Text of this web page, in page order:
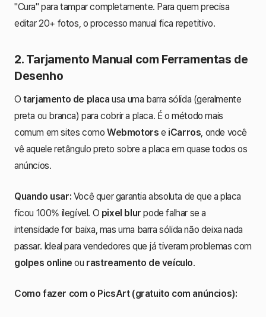
"Cura" para tampar completamente. Para quem precisa
editar 20+ fotos, o processo manual fica repetitivo.
2. Tarjamento Manual com Ferramentas de
Desenho
Otarjamento de placa usa uma barra sólida (geralmente
preta ou branca) para cobrir a placa. É o método mais
comum em sites como Webmotors e iCarros, onde você
vê aquele retângulo preto sobre a placa em quase todos os
anúncios.
Quando usar: Você quer garantia absoluta de que a placa
ficou 100% ilegível. O pixel blur pode falhar se a
intensidade for baixa, mas uma barra sólida não deixa nada
passar. Ideal para vendedores que já tiveram problemas com
golpes online ou rastreamento de veículo.
Como fazer com o PicsArt (gratuito com anúncios):